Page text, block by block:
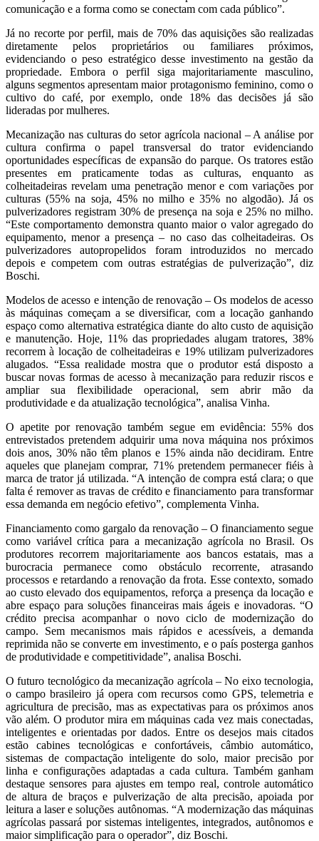
comunicação e a forma como se conectam com cada público”.
Já no recorte por perfil, mais de 70% das aquisições são realizadas
diretamente pelos proprietários ou familiares próximos,
evidenciando o peso estratégico desse investimento na gestão da
propriedade. Embora o perfil siga majoritariamente masculino,
alguns segmentos apresentam maior protagonismo feminino, como o
cultivo do café, por exemplo, onde 18% das decisões já são
lideradas por mulheres.
Mecanização nas culturas do setor agrícola nacional – A análise por
cultura confirma o papel transversal do trator evidenciando
oportunidades específicas de expansão do parque. Os tratores estão
presentes em praticamente todas as culturas, enquanto as
colheitadeiras revelam uma penetração menor e com variações por
culturas (55% na soja, 45% no milho e 35% no algodão). Já os
pulverizadores registram 30% de presença na soja e 25% no milho.
“Este comportamento demonstra quanto maior o valor agregado do
equipamento, menor a presença – no caso das colheitadeiras. Os
pulverizadores autopropelidos foram introduzidos no mercado
depois e competem com outras estratégias de pulverização”, diz
Boschi.
Modelos de acesso e intenção de renovação – Os modelos de acesso
às máquinas começam a se diversificar, com a locação ganhando
espaço como alternativa estratégica diante do alto custo de aquisição
e manutenção. Hoje, 11% das propriedades alugam tratores, 38%
recorrem à locação de colheitadeiras e 19% utilizam pulverizadores
alugados. “Essa realidade mostra que o produtor está disposto a
buscar novas formas de acesso à mecanização para reduzir riscos e
ampliar sua flexibilidade operacional, sem abrir mão da
produtividade e da atualização tecnológica”, analisa Vinha.
O apetite por renovação também segue em evidência: 55% dos
entrevistados pretendem adquirir uma nova máquina nos próximos
dois anos, 30% não têm planos e 15% ainda não decidiram. Entre
aqueles que planejam comprar, 71% pretendem permanecer fiéis à
marca de trator já utilizada. “A intenção de compra está clara; o que
falta é remover as travas de crédito e financiamento para transformar
essa demanda em negócio efetivo”, complementa Vinha.
Financiamento como gargalo da renovação – O financiamento segue
como variável crítica para a mecanização agrícola no Brasil. Os
produtores recorrem majoritariamente aos bancos estatais, mas a
burocracia permanece como obstáculo recorrente, atrasando
processos e retardando a renovação da frota. Esse contexto, somado
ao custo elevado dos equipamentos, reforça a presença da locação e
abre espaço para soluções financeiras mais ágeis e inovadoras. “O
crédito precisa acompanhar o novo ciclo de modernização do
campo. Sem mecanismos mais rápidos e acessíveis, a demanda
reprimida não se converte em investimento, e o país posterga ganhos
de produtividade e competitividade”, analisa Boschi.
O futuro tecnológico da mecanização agrícola – No eixo tecnologia,
o campo brasileiro já opera com recursos como GPS, telemetria e
agricultura de precisão, mas as expectativas para os próximos anos
vão além. O produtor mira em máquinas cada vez mais conectadas,
inteligentes e orientadas por dados. Entre os desejos mais citados
estão cabines tecnológicas e confortáveis, câmbio automático,
sistemas de compactação inteligente do solo, maior precisão por
linha e configurações adaptadas a cada cultura. Também ganham
destaque sensores para ajustes em tempo real, controle automático
de altura de braços e pulverização de alta precisão, apoiada por
leitura a laser e soluções autônomas. “A modernização das máquinas
agrícolas passará por sistemas inteligentes, integrados, autônomos e
maior simplificação para o operador”, diz Boschi.